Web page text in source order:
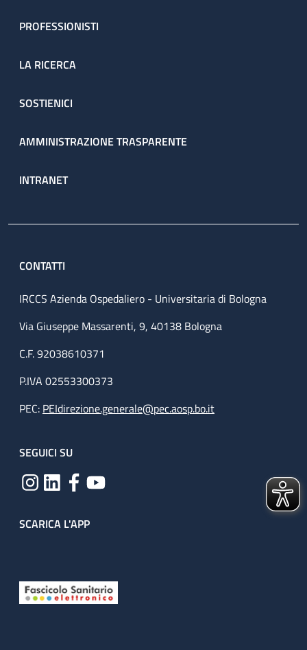
PROFESSIONISTI
LA RICERCA
SOSTIENICI
AMMINISTRAZIONE TRASPARENTE
INTRANET
CONTATTI
IRCCS Azienda Ospedaliero - Universitaria di Bologna
Via Giuseppe Massarenti, 9, 40138 Bologna
C.F. 92038610371
P.IVA 02553300373
PEC: PEIdirezione.generale@pec.aosp.bo.it
SEGUICI SU
SCARICA L'APP